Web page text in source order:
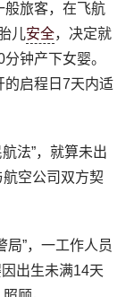
般旅客，在飞航
儿安全，决定就
钟产下女婴。
的启程日7天内适
法”，就算未出
空公司双方契
局”，一工作人员
出生未满14天